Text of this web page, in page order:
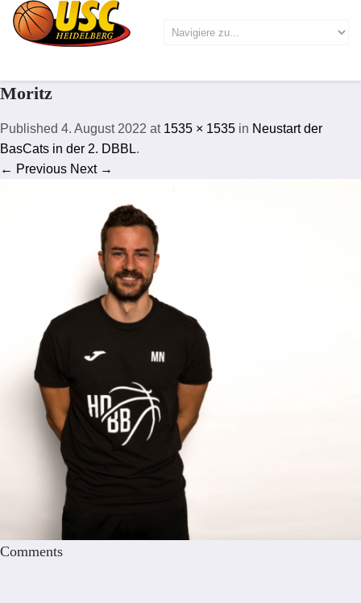
Moritz
Published 4. August 2022 at 1535 × 1535 in Neustart der
BasCats in der 2. DBBL.
← Previous Next →
Comments